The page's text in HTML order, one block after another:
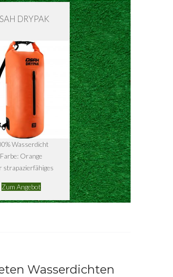
DRYPAK
Wasserdicht
Farbe: Orange
strapazierfähiges
Zum Angebot
Wasserdichten